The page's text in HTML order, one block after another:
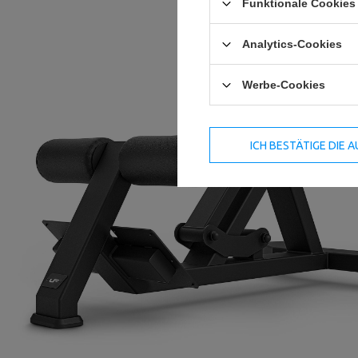
Funktionale
Analytics-Cookies
Werbe-Cookies
ICH BESTÄTIGE DIE